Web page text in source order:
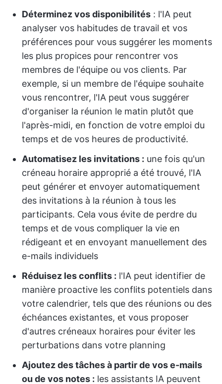
Déterminez vos disponibilités : l'IA peut
analyser vos habitudes de travail et vos
préférences pour vous suggérer les moments
les plus propices pour rencontrer vos
membres de l'équipe ou vos clients. Par
exemple, si un membre de l'équipe souhaite
vous rencontrer, l'IA peut vous suggérer
d'organiser la réunion le matin plutôt que
l'après-midi, en fonction de votre emploi du
temps et de vos heures de productivité.
Automatisez les invitations : une fois qu'un
créneau horaire approprié a été trouvé, l'IA
peut générer et envoyer automatiquement
des invitations à la réunion à tous les
participants. Cela vous évite de perdre du
temps et de vous compliquer la vie en
rédigeant et en envoyant manuellement des
e-mails individuels
Réduisez les conflits : l'IA peut identifier de
manière proactive les conflits potentiels dans
votre calendrier, tels que des réunions ou des
échéances existantes, et vous proposer
d'autres créneaux horaires pour éviter les
perturbations dans votre planning
Ajoutez des tâches à partir de vos e-mails
ou de vos notes : les assistants IA peuvent